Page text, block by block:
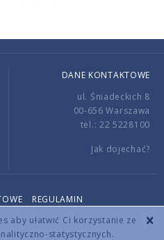
aby ułatwić Ci korzystanie ze
statystycznych.
DANE KONTAKTOWE
ul. Śniadeckich 8
00-656 Warszawa
tel.: 22 5228100
Jak dojechać?
REGULAMIN
All rights reserved.